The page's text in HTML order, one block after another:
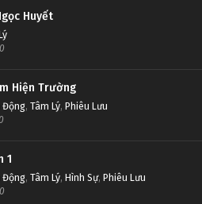
Huyết
Hiện Trường
Động, Tâm Lý, Phiêu Lưu
1
Động, Tâm Lý, Hình Sự, Phiêu Lưu